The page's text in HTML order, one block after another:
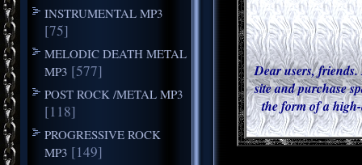
INSTRUMENTAL MP3
[75]
MELODIC DEATH METAL
MP3 [577]
POST ROCK /METAL MP3
[118]
PROGRESSIVE ROCK
MP3 [149]
Dear users,
site and purchase
the form of a